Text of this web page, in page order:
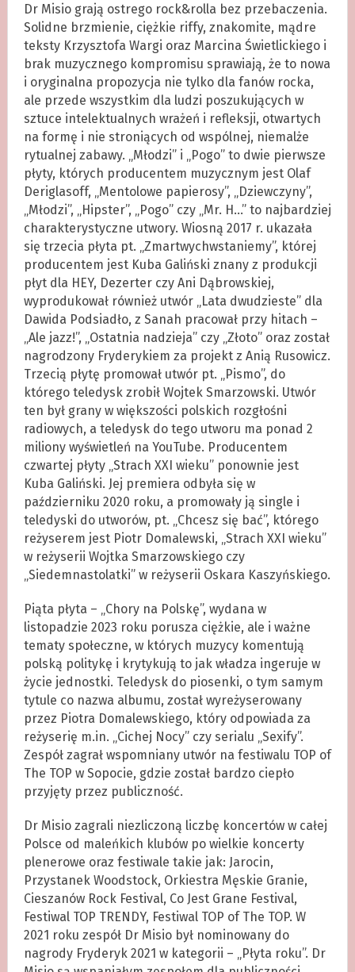
Dr Misio grają ostrego rock&rolla bez przebaczenia.
Solidne brzmienie, ciężkie riffy, znakomite, mądre
teksty Krzysztofa Wargi oraz Marcina Świetlickiego i
brak muzycznego kompromisu sprawiają, że to nowa
i oryginalna propozycja nie tylko dla fanów rocka,
ale przede wszystkim dla ludzi poszukujących w
sztuce intelektualnych wrażeń i refleksji, otwartych
na formę i nie stroniących od wspólnej, niemalże
rytualnej zabawy. „Młodzi” i „Pogo” to dwie pierwsze
płyty, których producentem muzycznym jest Olaf
Deriglasoff, „Mentolowe papierosy”, „Dziewczyny”,
„Młodzi”, „Hipster”, „Pogo” czy „Mr. H…” to najbardziej
charakterystyczne utwory. Wiosną 2017 r. ukazała
się trzecia płyta pt. „Zmartwychwstaniemy”, której
producentem jest Kuba Galiński znany z produkcji
płyt dla HEY, Dezerter czy Ani Dąbrowskiej,
wyprodukował również utwór „Lata dwudzieste” dla
Dawida Podsiadło, z Sanah pracował przy hitach –
„Ale jazz!”, „Ostatnia nadzieja” czy „Złoto” oraz został
nagrodzony Fryderykiem za projekt z Anią Rusowicz.
Trzecią płytę promował utwór pt. „Pismo”, do
którego teledysk zrobił Wojtek Smarzowski. Utwór
ten był grany w większości polskich rozgłośni
radiowych, a teledysk do tego utworu ma ponad 2
miliony wyświetleń na YouTube. Producentem
czwartej płyty „Strach XXI wieku” ponownie jest
Kuba Galiński. Jej premiera odbyła się w
październiku 2020 roku, a promowały ją single i
teledyski do utworów, pt. „Chcesz się bać”, którego
reżyserem jest Piotr Domalewski, „Strach XXI wieku”
w reżyserii Wojtka Smarzowskiego czy
„Siedemnastolatki” w reżyserii Oskara Kaszyńskiego.
Piąta płyta – „Chory na Polskę”, wydana w
listopadzie 2023 roku porusza ciężkie, ale i ważne
tematy społeczne, w których muzycy komentują
polską politykę i krytykują to jak władza ingeruje w
życie jednostki. Teledysk do piosenki, o tym samym
tytule co nazwa albumu, został wyreżyserowany
przez Piotra Domalewskiego, który odpowiada za
reżyserię m.in. „Cichej Nocy” czy serialu „Sexify”.
Zespół zagrał wspomniany utwór na festiwalu TOP of
The TOP w Sopocie, gdzie został bardzo ciepło
przyjęty przez publiczność.
Dr Misio zagrali niezliczoną liczbę koncertów w całej
Polsce od maleńkich klubów po wielkie koncerty
plenerowe oraz festiwale takie jak: Jarocin,
Przystanek Woodstock, Orkiestra Męskie Granie,
Cieszanów Rock Festival, Co Jest Grane Festival,
Festiwal TOP TRENDY, Festiwal TOP of The TOP. W
2021 roku zespół Dr Misio był nominowany do
nagrody Fryderyk 2021 w kategorii – „Płyta roku”. Dr